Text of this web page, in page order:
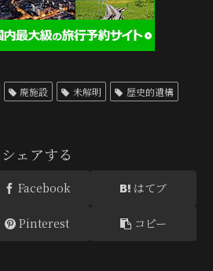
廃施設 未解明
歴史的遺構
シェアする
Facebook はてブ
Pinterest コピー